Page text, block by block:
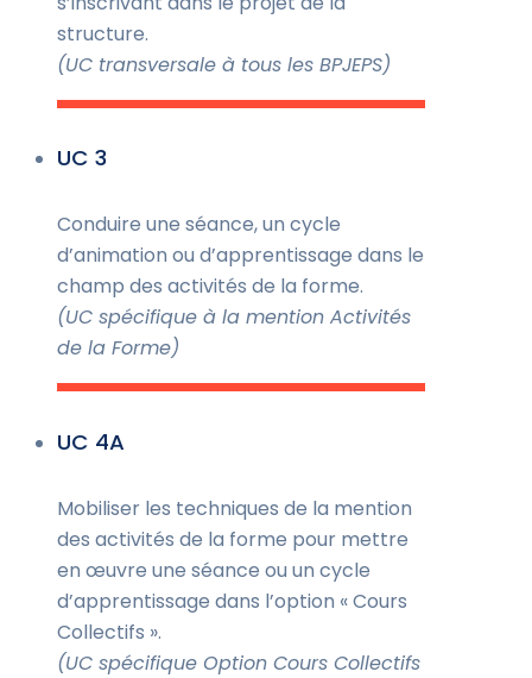
structure.
(UC transversale à tous les BPJEPS)
UC 3
Conduire une séance, un cycle
d’animation ou d’apprentissage dans le
champ des activités de la forme.
(UC spécifique à la mention Activités
de la Forme)
UC 4A
Mobiliser les techniques de la mention
des activités de la forme pour mettre
en œuvre une séance ou un cycle
d’apprentissage dans l’option « Cours
Collectifs ».
(UC spécifique Option Cours Collectifs